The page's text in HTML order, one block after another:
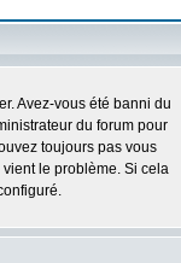
Avez-vous été banni du
du forum pour
toujours pas vous
le problème. Si cela